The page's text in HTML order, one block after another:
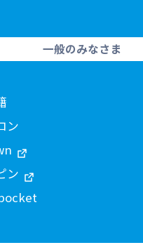
一般のみなさま
ン
ン